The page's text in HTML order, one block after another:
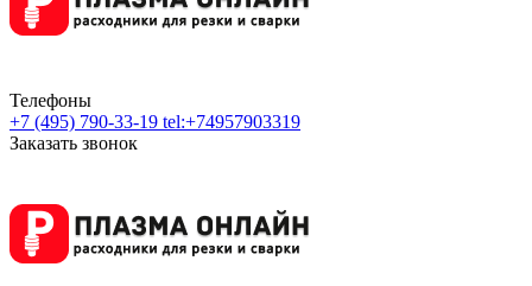
Телефоны
+7 (495) 790-33-19 tel:+74957903319
Заказать звонок